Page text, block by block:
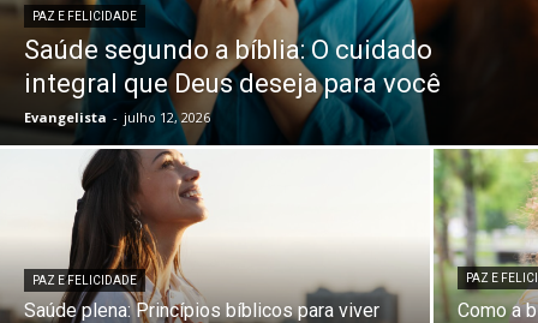
PAZ E FELICIDADE
Saúde segundo a bíblia: O cuidado
integral que Deus deseja para você
Evangelista - julho 12, 2026
PAZ E FELICIDADE
Saúde plena: Princípios bíblicos para viver
PAZ E
Como a